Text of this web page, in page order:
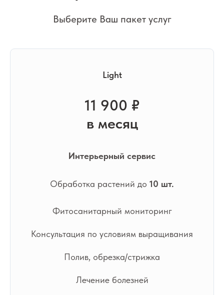
Выберите Ваш пакет услуг
Light
11 900 ₽
в месяц
Интерьерный сервис
Обработка растений до 10 шт.
Фитосанитарный мониторинг
Консультация по условиям выращивания
Полив, обрезка/стрижка
Лечение болезней